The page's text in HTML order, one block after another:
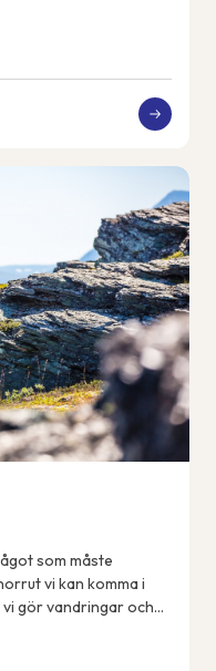
som måste
vi kan komma i
gör vandringar och